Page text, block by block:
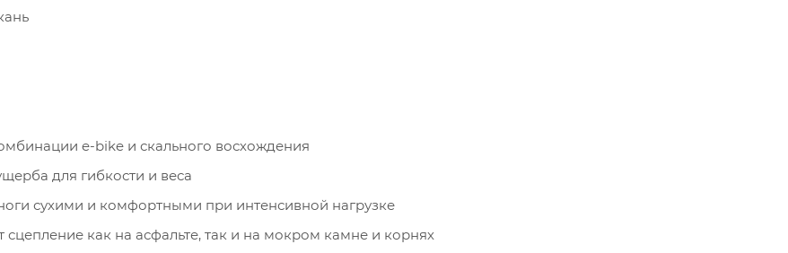
e-bike и скального восхождения
для гибкости и веса
сухими и комфортными при интенсивной нагрузке
сцепление как на асфальте, так и на мокром камне и корнях